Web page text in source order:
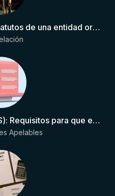
Jurisdicción TAS: ¿Los estatutos de una entidad organizadora de una liga de fútbol pueden otorgar competencia de forma directa al TAS?
Decisiones apelables (TAS): Requisitos para que exista una decisión
Apelables